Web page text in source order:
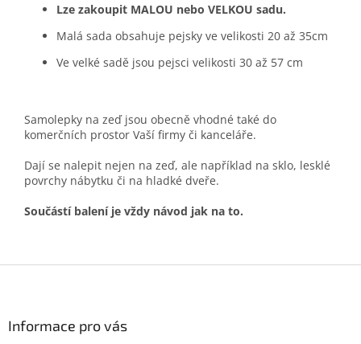
Lze zakoupit MALOU nebo VELKOU sadu.
Malá sada obsahuje pejsky ve velikosti 20 až 35cm
Ve velké sadě jsou pejsci velikosti 30 až 57 cm
Samolepky na zeď jsou obecně vhodné také do
komerčních prostor Vaší firmy či kanceláře.
Dají se nalepit nejen na zeď, ale například na sklo, lesklé
povrchy nábytku či na hladké dveře.
Součástí balení je vždy návod jak na to.
Informace pro vás